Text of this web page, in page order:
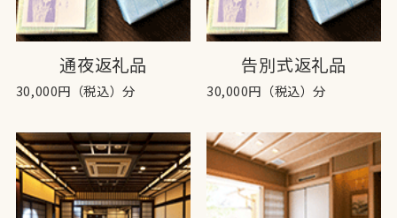
通夜返礼品
30,000円（税込）分
告別式返礼品
30,000円（税込）分